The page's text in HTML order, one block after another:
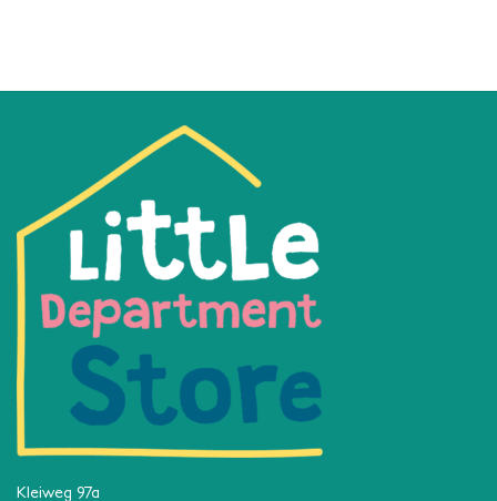
Kleiweg 97a